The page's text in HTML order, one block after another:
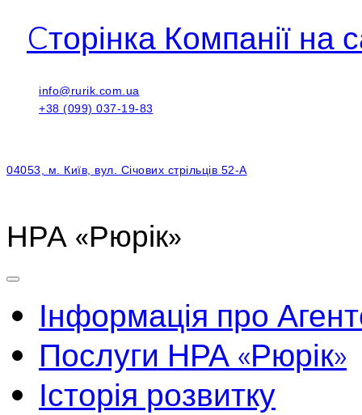
Cторінка Компанії на
info@rurik.com.ua
+38 (099) 037-19-83
04053, м. Київ, вул. Січових стрільців 52-А
НРА «Рюрік»
Інформація про
Послуги НРА «Рюрік»
Історія розвитку